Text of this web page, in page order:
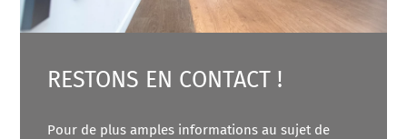
RESTONS EN CONTACT !
Pour de plus amples informations au sujet de